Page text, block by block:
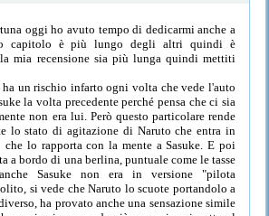
oggi ho avuto tempo di dedicarmi anche a
capitolo è più lungo degli altri quindi è
mia recensione sia più lunga quindi mettiti
un rischio infarto ogni volta che vede l'auto
la volta precedente perché pensa che ci sia
non era lui. Però questo particolare rende
lo stato di agitazione di Naruto che entra in
che lo rapporta con la mente a Sasuke. E poi
a bordo di una berlina, puntuale come le tasse
Sasuke non era in versione "pilota
si vede che Naruto lo scuote portandolo a
ha provato anche una sensazione simile